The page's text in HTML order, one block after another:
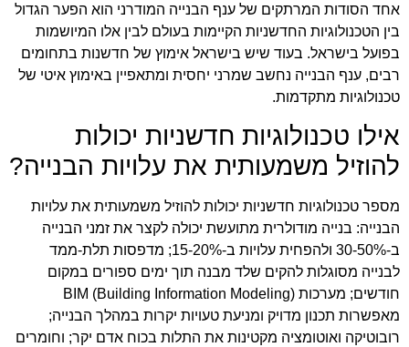
אחד הסודות המרתקים של ענף הבנייה המודרני הוא הפער הגדול
בין הטכנולוגיות החדשניות הקיימות בעולם לבין אלו המיושמות
בפועל בישראל. בעוד שיש בישראל אימוץ של חדשנות בתחומים
רבים, ענף הבנייה נחשב שמרני יחסית ומתאפיין באימוץ איטי של
טכנולוגיות מתקדמות.
אילו טכנולוגיות חדשניות יכולות
להוזיל משמעותית את עלויות הבנייה?
מספר טכנולוגיות חדשניות יכולות להוזיל משמעותית את עלויות
הבנייה: בנייה מודולרית מתועשת יכולה לקצר את זמני הבנייה
ב-30-50% ולהפחית עלויות ב-15-20%; מדפסות תלת-ממד
לבנייה מסוגלות להקים שלד מבנה תוך ימים ספורים במקום
חודשים; מערכות BIM (Building Information Modeling)
מאפשרות תכנון מדויק ומניעת טעויות יקרות במהלך הבנייה;
רובוטיקה ואוטומציה מקטינות את התלות בכוח אדם יקר; וחומרים